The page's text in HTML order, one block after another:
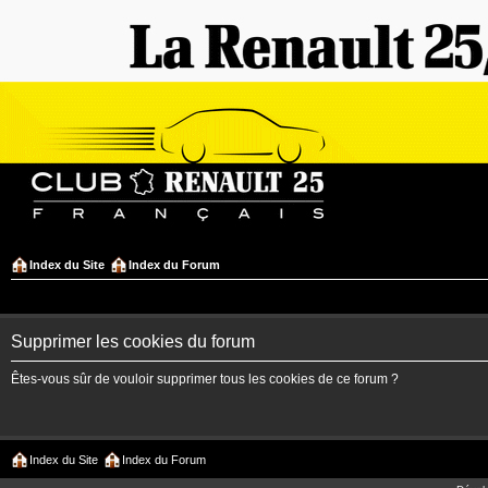
Index du Site Index du Forum
Supprimer les cookies du forum
Êtes-vous sûr de vouloir supprimer tous les cookies de ce forum ?
Index du Site Index du Forum